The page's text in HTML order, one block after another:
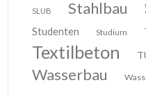
SLUB Stahlbau
Studenten Studium
Textilbeton
Wasserbau